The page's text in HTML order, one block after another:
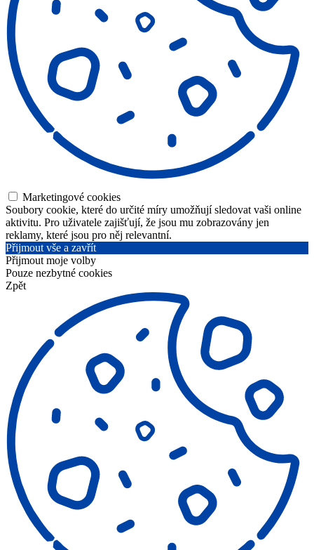
Marketingové cookies
Soubory cookie, které do určité míry umožňují sledovat vaši online
aktivitu. Pro uživatele zajišťují, že jsou mu zobrazovány jen
reklamy, které jsou pro něj relevantní.
Přijmout vše a zavřít
Přijmout moje volby
Pouze nezbytné cookies
Zpět